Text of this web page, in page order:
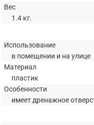
Вес
1.4 кг.
Использование
в помещении и на улице
Материал
пластик
Особенности
имеет дренажное